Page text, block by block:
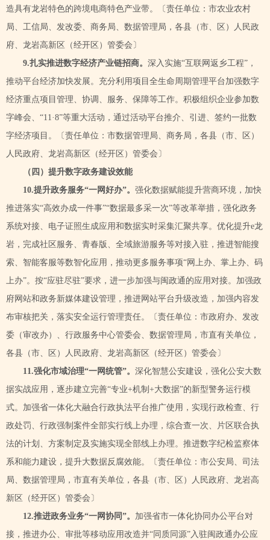
造具有龙岩特色的跨境电商特色产业带。
〔责任单位：市农业农村
局、工信局、发改委、商务局、数据管理局，各县（市、区）人民政
府、龙岩高新区（经开区）管委会〕
9.扎实推进数字经济产业链招商。 深入实施“互联网返乡工程”，
推动平台经济加快发展。充分利用项目全生命周期管理平台加强数字
经济重点项目管理、协调、服务、保障等工作。积极组织企业参加数
字峰会、“11 ·8”等重大活动，通过活动平台推介、引进、签约一批数
字经济项目。〔责任单位：市数据管理局、商务局，各县（市、区）
人民政府、龙岩高新区（经开区）管委会〕
（四）提升数字政务建设效能
10.提升政务服务“一网好办”。 强化数据赋能提升营商环境，加快
推进落实“高效办成一件事”“数据最多采一次”等改革举措，强化政务
系统对接、电子证照生成应用和数据实时采集汇聚共享。优化提升e龙
岩，完成社区服务、 青春版、 全域旅游服务等对接入驻，推进智能搜
索、智能客服等数智化应用，推动更多服务事项“网上办、掌上办、码
上办”。按“应驻尽驻”要求，进一步加强与闽政通的应用对接。 加强政
府网站和政务新媒体建设管理，推进网站平台升级改造，加强内容发
布审核把关，落实安全运行管理责任。〔责任单位：市政府办、发改
委（审改办）、行政服务中心管委会、数据管理局，市直有关单位，
各县（市、区）人民政府、龙岩高新区（经开区）管委会〕
11.强化市域治理“一网统管”。 深化智慧公安建设，强化公安大数
据实战应用，逐步建立完善“专业+机制+大数据”的新型警务运行模
式。加强省一体化大融合行政执法平台推广使用，实现行政检查、行
政处罚、行政强制案件全部实行线上办理，综合查一次、片区联合执
法的计划、方案制定及实施实现全部线上办理。推进数字纪检监察体
系和能力建设，提升大数据反腐效能。
〔责任单位：市公安局、司法
局、数据管理局，市直有关单位，各县（市、区）人民政府、龙岩高
新区（经开区）管委会〕
12.推进政务业务“一网协同”。 加强省市一体化协同办公平台对
接，推进办公、审批等移动应用改造并“同质同源”入驻闽政通办公应